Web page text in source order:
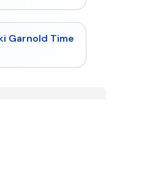
★ 4.6
Garnold Time